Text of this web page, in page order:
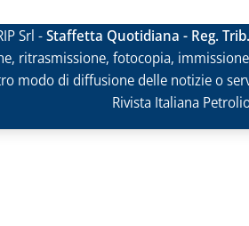
Srl -Staffetta Quotidiana - Reg.
ritrasmissione, fotocopia,
modo di diffusione delle notizie o
Rivista Italiana